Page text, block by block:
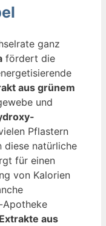
ganz
fördert die
aus grünem
und
Pflastern
diese natürliche
für einen
von Kalorien
Apotheke
Extrakte aus